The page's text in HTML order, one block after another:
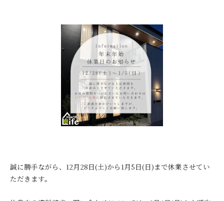
誠に勝手ながら、12月28日(土)から1月5日(日)まで休業させてい
ただきます。